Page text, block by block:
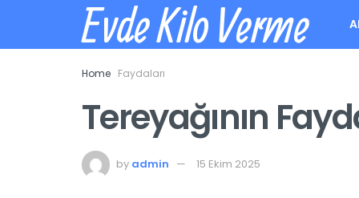
Evde Kilo Verme
Home Faydaları
Tereyağının
by admin 15 Ekim 2025